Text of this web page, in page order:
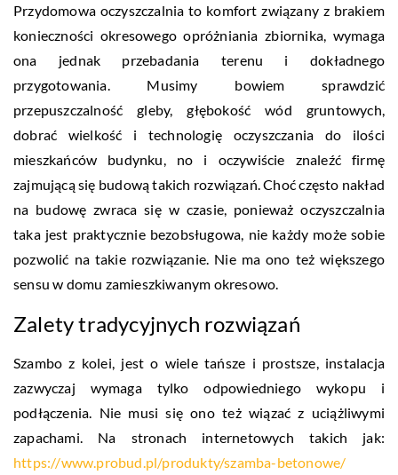
Przydomowa oczyszczalnia to komfort związany z brakiem
konieczności okresowego opróżniania zbiornika, wymaga
ona jednak przebadania terenu i dokładnego
przygotowania. Musimy bowiem sprawdzić
przepuszczalność gleby, głębokość wód gruntowych,
dobrać wielkość i technologię oczyszczania do ilości
mieszkańców budynku, no i oczywiście znaleźć firmę
zajmującą się budową takich rozwiązań. Choć często nakład
na budowę zwraca się w czasie, ponieważ oczyszczalnia
taka jest praktycznie bezobsługowa, nie każdy może sobie
pozwolić na takie rozwiązanie. Nie ma ono też większego
sensu w domu zamieszkiwanym okresowo.
Zalety tradycyjnych rozwiązań
Szambo z kolei, jest o wiele tańsze i prostsze, instalacja
zazwyczaj wymaga tylko odpowiedniego wykopu i
podłączenia. Nie musi się ono też wiązać z uciążliwymi
zapachami. Na stronach internetowych takich jak:
https://www.probud.pl/produkty/szamba-betonowe/